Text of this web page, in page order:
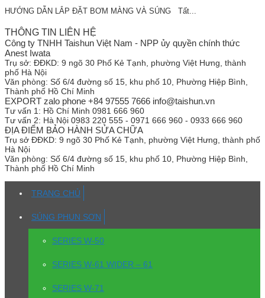
HƯỚNG DẪN LẮP ĐẶT BƠM MÀNG VÀ SÚNG Tất...
THÔNG TIN LIÊN HỆ
Công ty TNHH Taishun Việt Nam - NPP ủy quyền chính thức
Anest Iwata
Trụ sở: ĐĐKD: 9 ngõ 30 Phố Kẻ Tạnh, phường Việt Hưng, thành
phố Hà Nội
Văn phòng: Số 6/4 đường số 15, khu phố 10, Phường Hiệp Bình,
Thành phố Hồ Chí Minh
EXPORT zalo phone +84 97555 7666 info@taishun.vn
Tư vấn 1: Hồ Chí Minh 0981 666 960
Tư vấn 2: Hà Nội 0983 220 555 - 0971 666 960 - 0933 666 960
ĐỊA ĐIỂM BẢO HÀNH SỬA CHỮA
Trụ sở ĐĐKD: 9 ngõ 30 Phố Kẻ Tạnh, phường Việt Hưng, thành phố
Hà Nội
Văn phòng: Số 6/4 đường số 15, khu phố 10, Phường Hiệp Bình,
Thành phố Hồ Chí Minh
TRANG CHỦ
SÚNG PHUN SƠN
SERIES W-50
SERIES W-61 WIDER – 61
SERIES W-71